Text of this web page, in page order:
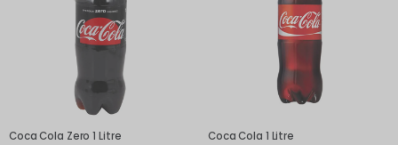
Coca Cola Zero 1 Litre Coca Cola 1 Litre